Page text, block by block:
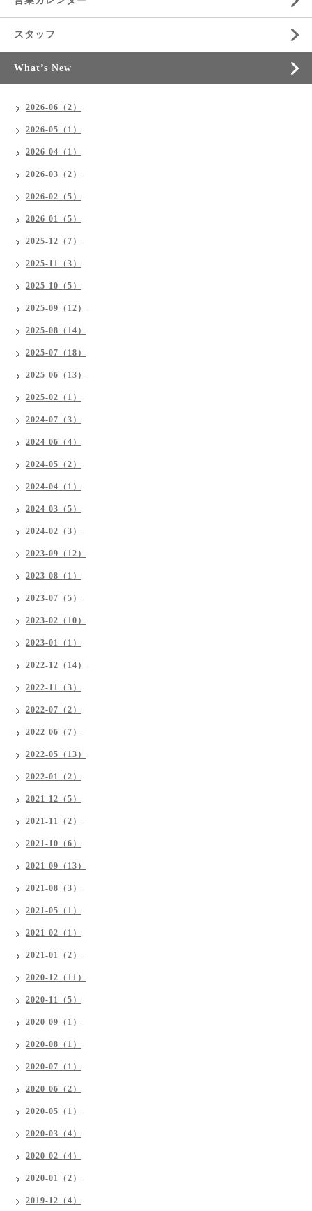
スタッフ
What’s New
2026-06（2）
2026-05（1）
2026-04（1）
2026-03（2）
2026-02（5）
2026-01（5）
2025-12（7）
2025-11（3）
2025-10（5）
2025-09（12）
2025-08（14）
2025-07（18）
2025-06（13）
2025-02（1）
2024-07（3）
2024-06（4）
2024-05（2）
2024-04（1）
2024-03（5）
2024-02（3）
2023-09（12）
2023-08（1）
2023-07（5）
2023-02（10）
2023-01（1）
2022-12（14）
2022-11（3）
2022-07（2）
2022-06（7）
2022-05（13）
2022-01（2）
2021-12（5）
2021-11（2）
2021-10（6）
2021-09（13）
2021-08（3）
2021-05（1）
2021-02（1）
2021-01（2）
2020-12（11）
2020-11（5）
2020-09（1）
2020-08（1）
2020-07（1）
2020-06（2）
2020-05（1）
2020-03（4）
2020-02（4）
2020-01（2）
2019-12（4）